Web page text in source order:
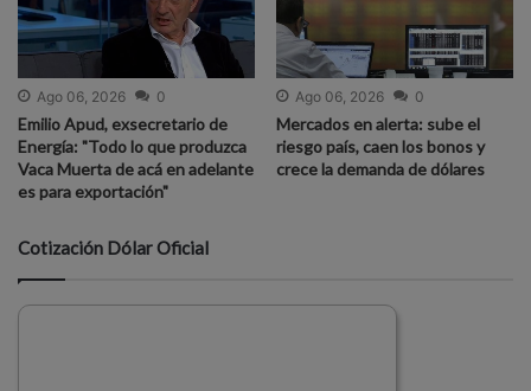
Ago 06, 2026 0
Emilio Apud, exsecretario de
Energía: "Todo lo que produzca
Vaca Muerta de acá en adelante
es para exportación"
Ago 06, 2026 0
Mercados en alerta: sube el
riesgo país, caen los bonos y
crece la demanda de dólares
Cotización Dólar Oficial